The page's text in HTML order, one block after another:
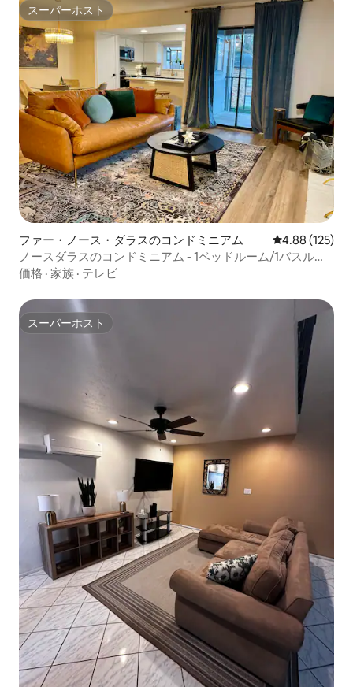
スーパーホスト
スーパーホスト
ファー・ノース・ダラスのコンドミニアム レビュー125
4.88 (125)
ノースダラスのコンドミニアム - 1ベッドルーム/1バスルー
ム＋プールビュー
価格 · 家族 · テレビ
スーパーホスト
スーパーホスト